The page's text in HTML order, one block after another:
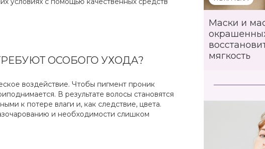
Маски и
мягкость
ОСОБОГО УХОДА?
воздействие. Чтобы пигмент проник
В результате волосы становятся
к потере влаги и, как следствие, цвета.
и необходимости слишком